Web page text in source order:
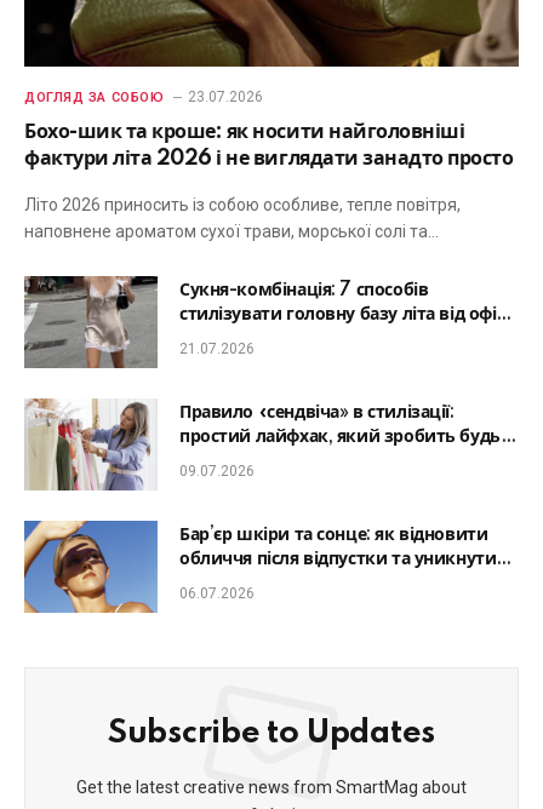
ДОГЛЯД ЗА СОБОЮ 23.07.2026
Бохо-шик та кроше: як носити найголовніші
фактури літа 2026 і не виглядати занадто просто
Літо 2026 приносить із собою особливе, тепле повітря,
наповнене ароматом сухої трави, морської солі та…
Сукня-комбінація: 7 способів
стилізувати головну базу літа від офісу
до романтичної вечері
21.07.2026
Правило «сендвіча» в стилізації:
простий лайфхак, який зробить будь-
який образ гармонійним
09.07.2026
Бар’єр шкіри та сонце: як відновити
обличчя після відпустки та уникнути
фотостаріння
06.07.2026
Subscribe to Updates
Get the latest creative news from SmartMag about